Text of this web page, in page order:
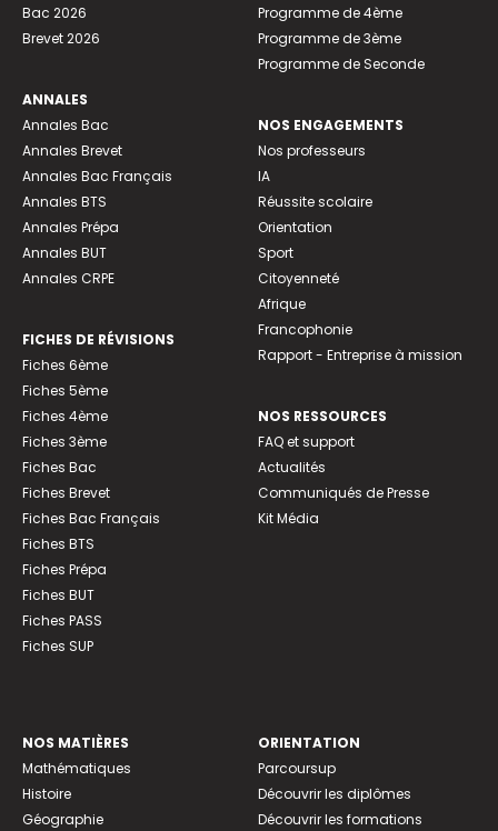
Bac 2026
Brevet 2026
ANNALES
Annales Bac
Annales Brevet
Annales Bac Français
Annales BTS
Annales Prépa
Annales BUT
Annales CRPE
FICHES DE RÉVISIONS
Fiches 6ème
Fiches 5ème
Fiches 4ème
Fiches 3ème
Fiches Bac
Fiches Brevet
Fiches Bac Français
Fiches BTS
Fiches Prépa
Fiches BUT
Fiches PASS
Fiches SUP
Programme de 4ème
Programme de 3ème
Programme de Seconde
NOS ENGAGEMENTS
Nos professeurs
IA
Réussite scolaire
Orientation
Sport
Citoyenneté
Afrique
Francophonie
Rapport - Entreprise à mission
NOS RESSOURCES
FAQ et support
Actualités
Communiqués de Presse
Kit Média
NOS MATIÈRES
Mathématiques
Histoire
Géographie
ORIENTATION
Parcoursup
Découvrir les diplômes
Découvrir les formations